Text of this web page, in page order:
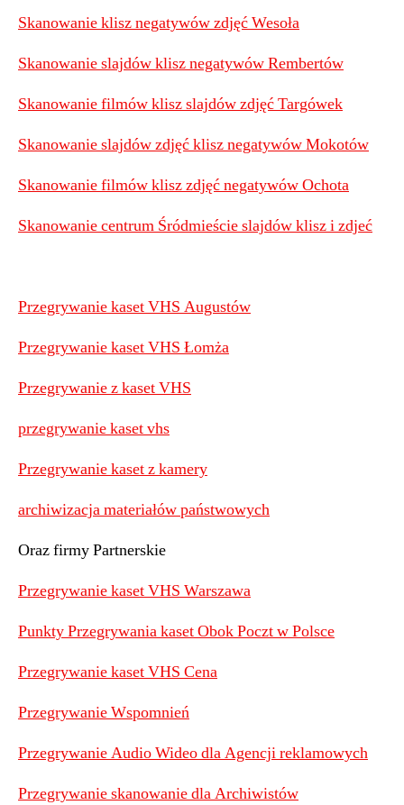
Skanowanie klisz negatywów zdjęć Wesoła
Skanowanie slajdów klisz negatywów Rembertów
Skanowanie filmów klisz slajdów zdjęć Targówek
Skanowanie slajdów zdjęć klisz negatywów Mokotów
Skanowanie filmów klisz zdjęć negatywów Ochota
Skanowanie centrum Śródmieście slajdów klisz i zdjeć
Przegrywanie kaset VHS Augustów
Przegrywanie kaset VHS Łomża
Przegrywanie z kaset VHS
przegrywanie kaset vhs
Przegrywanie kaset z kamery
archiwizacja materiałów państwowych
Oraz firmy Partnerskie
Przegrywanie kaset VHS Warszawa
Punkty Przegrywania kaset Obok Poczt w Polsce
Przegrywanie kaset VHS Cena
Przegrywanie Wspomnień
Przegrywanie Audio Wideo dla Agencji reklamowych
Przegrywanie skanowanie dla Archiwistów